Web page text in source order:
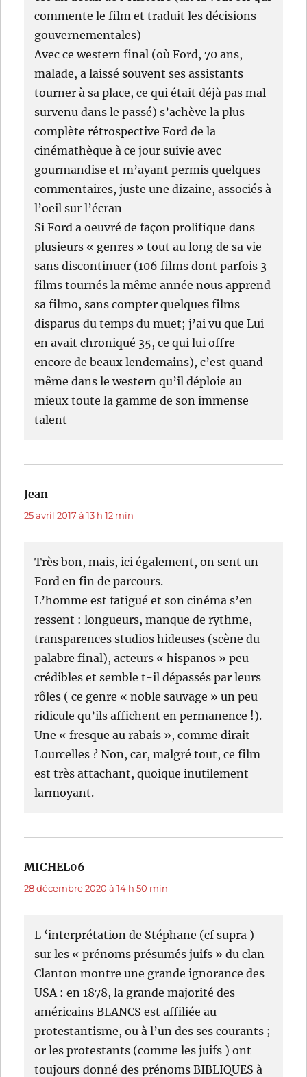
commente le film et traduit les décisions
gouvernementales)
Avec ce western final (où Ford, 70 ans,
malade, a laissé souvent ses assistants
tourner à sa place, ce qui était déjà pas mal
survenu dans le passé) s’achève la plus
complète rétrospective Ford de la
cinémathèque à ce jour suivie avec
gourmandise et m’ayant permis quelques
commentaires, juste une dizaine, associés à
l’oeil sur l’écran
Si Ford a oeuvré de façon prolifique dans
plusieurs « genres » tout au long de sa vie
sans discontinuer (106 films dont parfois 3
films tournés la même année nous apprend
sa filmo, sans compter quelques films
disparus du temps du muet; j’ai vu que Lui
en avait chroniqué 35, ce qui lui offre
encore de beaux lendemains), c’est quand
même dans le western qu’il déploie au
mieux toute la gamme de son immense
talent
Jean
25 avril 2017 à 13 h 12 min
Très bon, mais, ici également, on sent un
Ford en fin de parcours.
L’homme est fatigué et son cinéma s’en
ressent : longueurs, manque de rythme,
transparences studios hideuses (scène du
palabre final), acteurs « hispanos » peu
crédibles et semble t-il dépassés par leurs
rôles ( ce genre « noble sauvage » un peu
ridicule qu’ils affichent en permanence !).
Une « fresque au rabais », comme dirait
Lourcelles ? Non, car, malgré tout, ce film
est très attachant, quoique inutilement
larmoyant.
MICHEL06
28 décembre 2020 à 14 h 50 min
L ‘interprétation de Stéphane (cf supra )
sur les « prénoms présumés juifs » du clan
Clanton montre une grande ignorance des
USA : en 1878, la grande majorité des
américains BLANCS est affiliée au
protestantisme, ou à l’un des ses courants ;
or les protestants (comme les juifs ) ont
toujours donné des prénoms BIBLIQUES à